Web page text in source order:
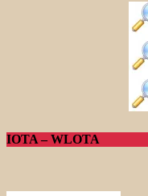
IOTA – WLOTA